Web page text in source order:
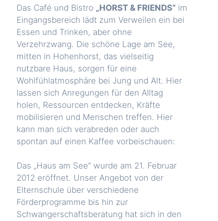
Das Café und Bistro „HORST & FRIENDS“ im
Eingangsbereich lädt zum Verweilen ein bei
Essen und Trinken, aber ohne
Verzehrzwang. Die schöne Lage am See,
mitten in Hohenhorst, das vielseitig
nutzbare Haus, sorgen für eine
Wohlfühlatmosphäre bei Jung und Alt. Hier
lassen sich Anregungen für den Alltag
holen, Ressourcen entdecken, Kräfte
mobilisieren und Menschen treffen. Hier
kann man sich verabreden oder auch
spontan auf einen Kaffee vorbeischauen:
Das „Haus am See“ wurde am 21. Februar
2012 eröffnet. Unser Angebot von der
Elternschule über verschiedene
Förderprogramme bis hin zur
Schwangerschaftsberatung hat sich in den